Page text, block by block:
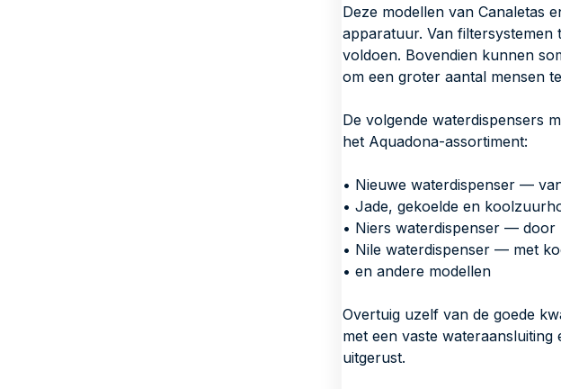
Deze modellen van Canaletas
apparatuur. Van filtersystemen
voldoen. Bovendien kunnen
om een groter aantal mensen
De volgende waterdispensers
het Aquadona-assortiment:
• Nieuwe waterdispenser —
• Jade, gekoelde en
• Niers waterdispenser — door
• Nile waterdispenser — met
• en andere modellen
Overtuig uzelf van de goede
met een vaste
uitgerust.